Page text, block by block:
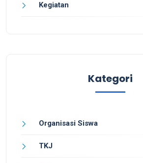
Kegiatan
Kategori
Organisasi Siswa
TKJ